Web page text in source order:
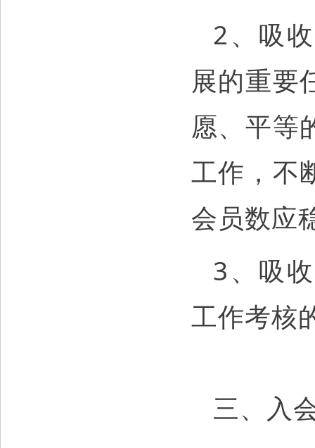
2、吸
展的重要
愿、平等
工作，不
会员数应
3、吸
工作考核
三、入